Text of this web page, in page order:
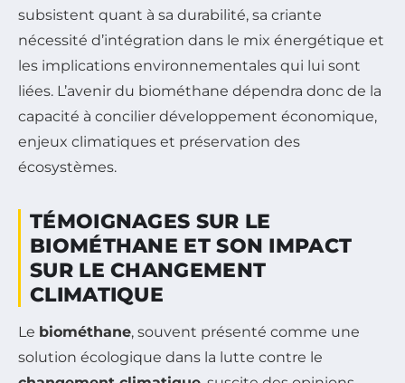
subsistent quant à sa durabilité, sa criante
nécessité d’intégration dans le mix énergétique et
les implications environnementales qui lui sont
liées. L’avenir du biométhane dépendra donc de la
capacité à concilier développement économique,
enjeux climatiques et préservation des
écosystèmes.
TÉMOIGNAGES SUR LE
BIOMÉTHANE ET SON IMPACT
SUR LE CHANGEMENT
CLIMATIQUE
Le biométhane, souvent présenté comme une
solution écologique dans la lutte contre le